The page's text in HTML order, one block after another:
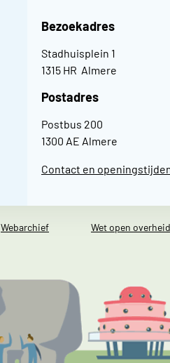
Bezoekadres
Stadhuisplein 1
1315 HR Almere
Postadres
Postbus 200
1300 AE Almere
Contact en
Webarchief Wet open